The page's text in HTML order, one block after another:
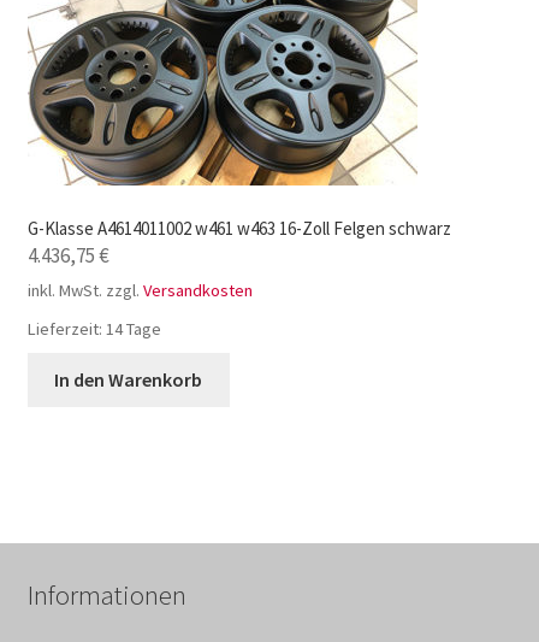
G-Klasse A4614011002 w461 w463 16-Zoll Felgen schwarz
4.436,75€
inkl. MwSt. zzgl. Versandkosten
Lieferzeit: 14 Tage
In den Warenkorb
Informationen